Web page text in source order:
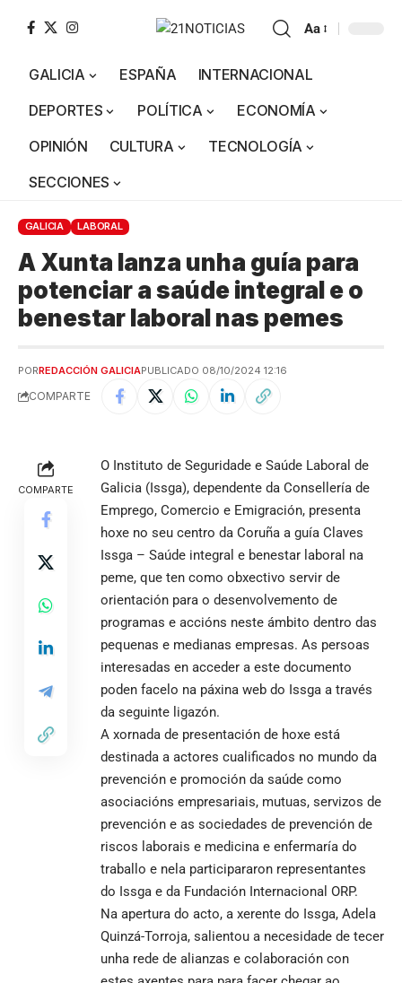
Aa
GALICIA ESPAÑA
INTERNACIONAL
DEPORTES
POLÍTICA
ECONOMÍA
OPINIÓN
CULTURA
TECNOLOGÍA
SECCIONES
GALICIA LABORAL
A Xunta lanza unha guía para
potenciar a saúde integral e o
benestar laboral nas pemes
PORREDACCIÓN GALICIAPUBLICADO 08/10/2024 12:16
COMPARTE
COMPARTE
O Instituto de Seguridade e Saúde Laboral de
Galicia (Issga), dependente da Consellería de
Emprego, Comercio e Emigración, presenta
hoxe no seu centro da Coruña a guía Claves
Issga – Saúde integral e benestar laboral na
peme, que ten como obxectivo servir de
orientación para o desenvolvemento de
programas e accións neste ámbito dentro das
pequenas e medianas empresas. As persoas
interesadas en acceder a este documento
poden facelo na páxina web do Issga a través
da seguinte ligazón.
A xornada de presentación de hoxe está
destinada a actores cualificados no mundo da
prevención e promoción da saúde como
asociacións empresariais, mutuas, servizos de
prevención e as sociedades de prevención de
riscos laborais e medicina e enfermaría do
traballo e nela participararon representantes
do Issga e da Fundación Internacional ORP.
Na apertura do acto, a xerente do Issga, Adela
Quinzá-Torroja, salientou a necesidade de tecer
unha rede de alianzas e colaboración con